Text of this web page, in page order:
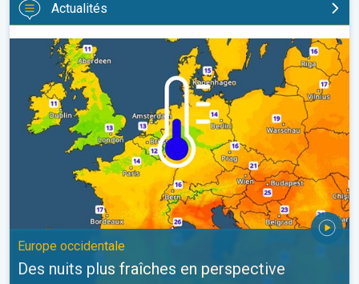
Actualités
Des nuits plus fraîches en perspective. Europe occidentale. . .
Europe occidentale
Des nuits plus fraîches en perspective